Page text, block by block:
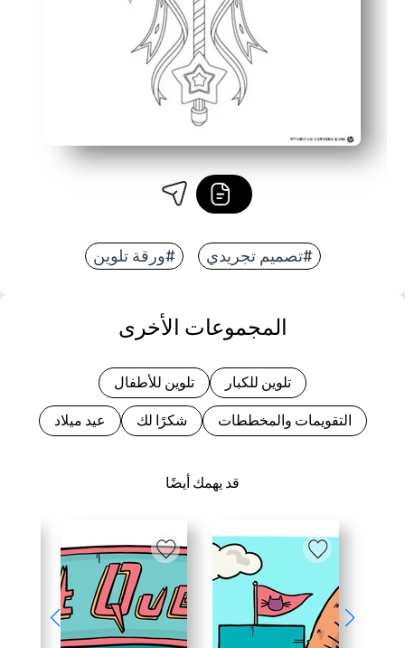
#تصميم تجريدي #ورقة تلوين
قد يهمك أيضًا
المجموعات الأخرى
تلوين للكبار تلوين للأطفال
التقويمات والمخططات شكرًا لك عيد ميلاد